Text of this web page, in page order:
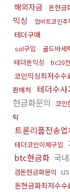
해외자금
돈현금
믹싱
업비트코인추
테더구매
sol구입 골드바세
테더돈믹싱 trc20
코인믹싱최저수수
판매처
테더수사
현금화문의 코인
탁
트론리플전송업
테더코인이체구입
btc현금화 국
검돈현금화문의
돈현금화최저수수